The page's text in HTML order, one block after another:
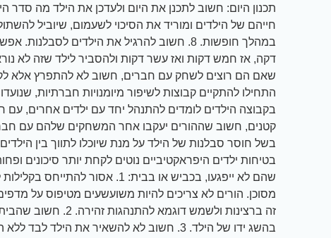
תכנון היום: חשוב לתכנן את היום ולעדכן את הילד מה סדר
חייהם של הילדים ומוריד את הסיכוי לשעמום, שיוביל
במהלך חופשות. 8. חשוב להרגיל את הילדים
דקה, אז חמש דקות ואז עשר דקות ולהסביר לילד שזה לא
התחילו להתקיים קבוצות לשיפור מיומנויות חברתיות,
בקבוצה הילדים לומדים להתנהל יחד עם ילדים אחרים, עם
קטנים, חשוב שההורים יעקבו אחר המשחקים שלהם עם
בשל חוסר סבלנות של הילד על מנת שיוכלו לתווך בין
בטיחות ילדים היפראקטיביים נוטים לקחת יותר סיכונים
שהם לא ייפגעו, בכביש או בבית: 1.
מסוכן. הורים לא צריכים להיות משועשעים מטיפוס על
זה ברצינות ולשמש
בהשג ידו של הילד. 3. חשוב לא להשאיר את